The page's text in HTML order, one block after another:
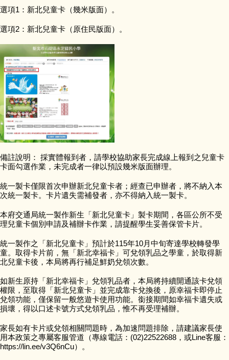
校園宣導訊息
校園填報
選項1：新北兒童卡（幾米版面）。
選項2：新北兒童卡（原住民版面）。
備註說明： 採實體報到者，請學校協助家長完成線上報到之兒童卡
卡面勾選作業，未完成者一律以預設幾米版面辦理。
統一製卡僅限首次申辦新北兒童卡者；經查已申辦者，將不納入本
次統一製卡。卡片遺失需補發者，亦不得納入統一製卡。
本府交通局統一製作新生「新北兒童卡」製卡期間，各區公所不受
理兒童卡個別申請及補辦卡作業，請提醒學生妥善保管卡片。
統一製作之「新北兒童卡」預計於115年10月中旬寄達學校轉發學
童。取得卡片前，無「新北幸福卡」可兌領乳品之學童，於取得新
北兒童卡後，本局將再行補足鮮奶兌領次數。
如新生原持「新北幸福卡」兌領乳品者，本局將持續開通該卡兌領
權限，至取得「新北兒童卡」並完成靠卡兌換後，原幸福卡即停止
兌領功能，僅保留一般悠遊卡使用功能。銜接期間如幸福卡遺失或
損壞，得以口述卡號方式兌領乳品，惟不再受理補辦。
家長如有卡片或兌領相關問題時，為加速問題排除，請建議家長使
用本政策之專屬客服管道（專線電話：(02)22522688，或Line客服：
https://lin.ee/v3Q6nCu）。